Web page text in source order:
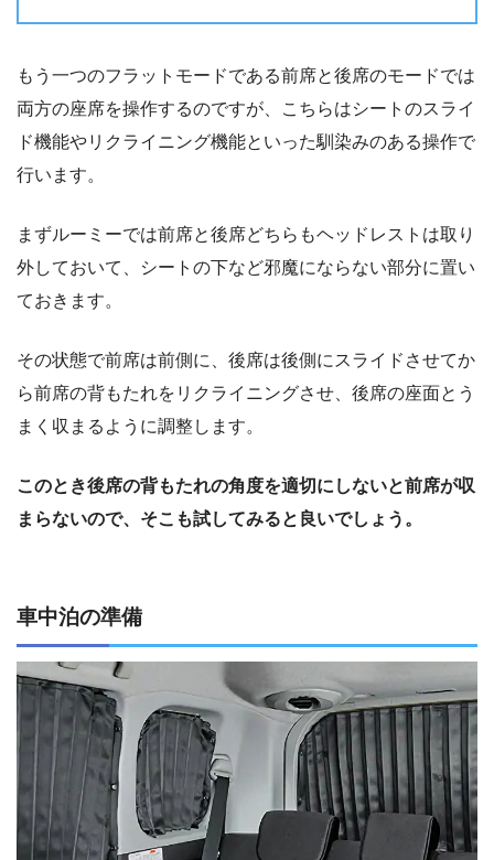
もう一つのフラットモードである前席と後席のモードでは
両方の座席を操作するのですが、こちらはシートのスライ
ド機能やリクライニング機能といった馴染みのある操作で
行います。
まずルーミーでは前席と後席どちらもヘッドレストは取り
外しておいて、シートの下など邪魔にならない部分に置い
ておきます。
その状態で前席は前側に、後席は後側にスライドさせてか
ら前席の背もたれをリクライニングさせ、後席の座面とう
まく収まるように調整します。
このとき後席の背もたれの角度を適切にしないと前席が収
まらないので、そこも試してみると良いでしょう。
車中泊の準備